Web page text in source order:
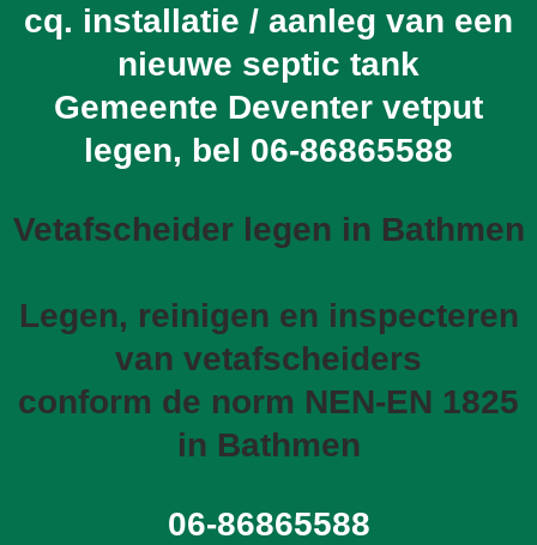
cq. installatie / aanleg van een
nieuwe septic tank
Gemeente Deventer vetput
legen, bel 06-86865588
Vetafscheider legen in Bathmen
Legen, reinigen en inspecteren
van vetafscheiders
conform de norm NEN-EN 1825
in Bathmen
06-86865588